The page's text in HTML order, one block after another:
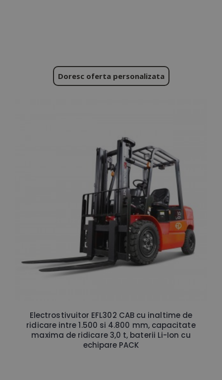
Doresc oferta personalizata
Electrostivuitor EFL302 CAB cu inaltime de
ridicare intre 1.500 si 4.800 mm, capacitate
maxima de ridicare 3,0 t, baterii Li-Ion cu
echipare PACK